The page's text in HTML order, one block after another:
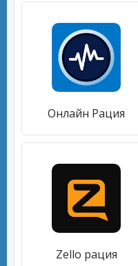
Онлайн Рация
Zello рация